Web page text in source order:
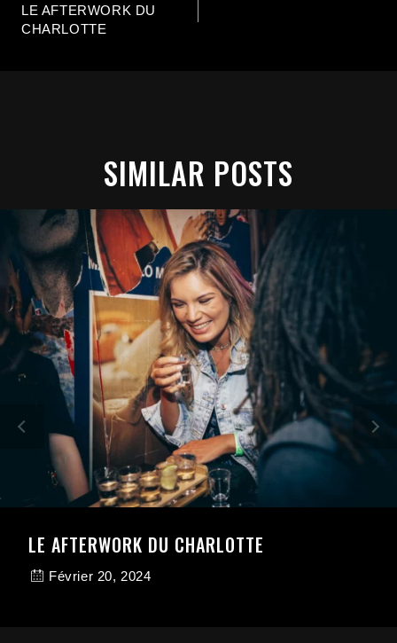
LE AFTERWORK DU
CHARLOTTE
SIMILAR POSTS
LE AFTERWORK DU CHARLOTTE
Février 20, 2024